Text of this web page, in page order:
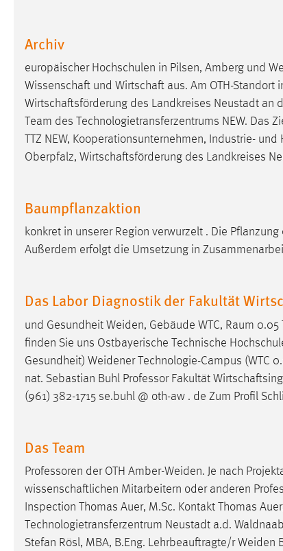
Archiv
europäischer Hochschulen in Pilsen, Amberg und
Wissenschaft und Wirtschaft aus. Am OTH-Standort
Wirtschaftsförderung des Landkreises Neustadt an
Team des Technologietransferzentrums NEW. Das
TTZ NEW, Kooperationsunternehmen, Industrie-
Oberpfalz, Wirtschaftsförderung des Landkreises
Baumpflanzaktion
konkret in unserer Region verwurzelt . Die
Außerdem erfolgt die Umsetzung in
Das Labor Diagnostik der Fakultät
und Gesundheit Weiden, Gebäude WTC, Raum
finden Sie uns Ostbayerische Technische
Gesundheit) WeidenerTechnologie-Campus (WTC
nat. Sebastian Buhl Professor Fakultät
(961) 382-1715 se.buhl @ oth-aw . de Zum Profil
Das Team
Professoren der OTH Amber-Weiden. Je nach
wissenschaftlichen Mitarbeitern oder anderen
Inspection Thomas Auer, M.Sc. Kontakt Thomas
Technologietransferzentrum Neustadt a.d.
Stefan Rösl, MBA, B.Eng. Lehrbeauftragte/rWeiden
Cookie Laufzeit:
STATISTIK
Statistik Cookies erfassen Informationen anonym.
Diese Informationen helfen uns zu verstehen, wie
unsere Besucher unsere Website nutzen.
Name:
Zweck: Zugriffsstatistik
MARKETING
Marketing Cookies werden von Drittanbietern
verwendet, um personalisierte Werbung anzuzeigen.
Sie tun dies, indem sie Besucher über Websites
hinweg verfolgen.
Name:
Anbieter: Google Ireland Limited
Zweck: Conversion-Tracking
Cookie Laufzeit: